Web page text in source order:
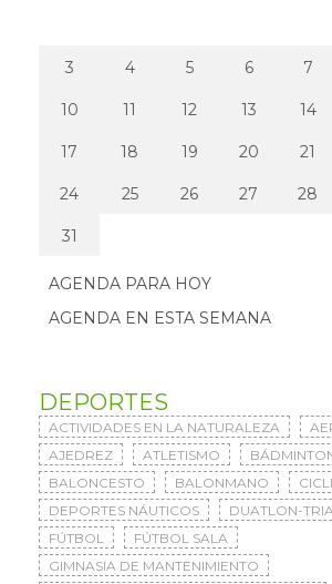
3 4 5 6 7
10 11 12 13 14
17 18 19 20 21
24 25 26 27 28
31
AGENDA PARA HOY
AGENDA EN ESTA SEMANA
DEPORTES
ACTIVIDADES EN LA NATURALEZA
AJEDREZ
ATLETISMO
BALONCESTO
BALONMANO
DEPORTES NÁUTICOS
DUATLON-
FÚTBOL
FÚTBOL SALA
GIMNASIA DE MANTENIMIENTO